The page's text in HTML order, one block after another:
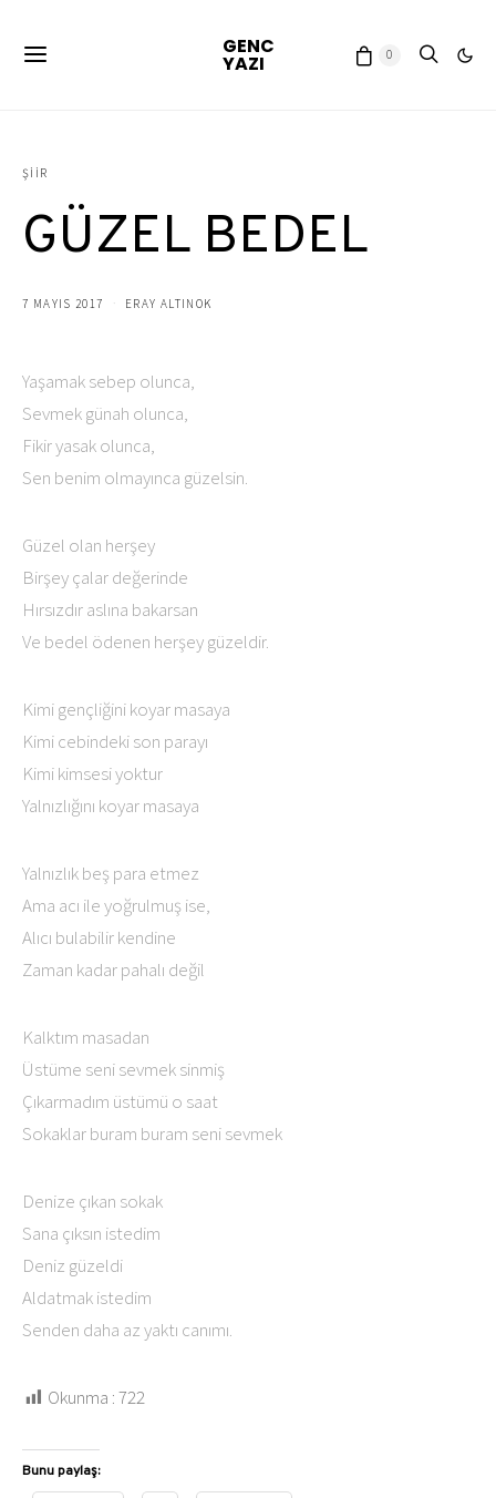
GENC
YAZI 0
ŞIIR
GÜZEL BEDEL
7 MAYIS 2017 ERAY ALTINOK
Yaşamak sebep olunca,
Sevmek günah olunca,
Fikir yasak olunca,
Sen benim olmayınca güzelsin.
Güzel olan herşey
Birşey çalar değerinde
Hırsızdır aslına bakarsan
Ve bedel ödenen herşey güzeldir.
Kimi gençliğini koyar masaya
Kimi cebindeki son parayı
Kimi kimsesi yoktur
Yalnızlığını koyar masaya
Yalnızlık beş para etmez
Ama acı ile yoğrulmuş ise,
Alıcı bulabilir kendine
Zaman kadar pahalı değil
Kalktım masadan
Üstüme seni sevmek sinmiş
Çıkarmadım üstümü o saat
Sokaklar buram buram seni sevmek
Denize çıkan sokak
Sana çıksın istedim
Deniz güzeldi
Aldatmak istedim
Senden daha az yaktı canımı.⁠⁠⁠⁠
Okunma :722
Bunu paylaş: